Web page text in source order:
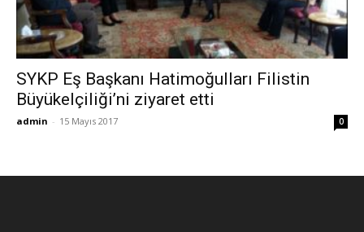
SYKP Eş Başkanı Hatimoğulları Filistin
Büyükelçiliği’ni ziyaret etti
admin - 15 Mayıs 2017 0